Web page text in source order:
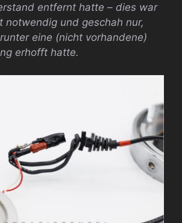
entfernt hatte – dies war
notwendig und geschah nur,
eine (nicht vorhandene)
erhofft hatte.